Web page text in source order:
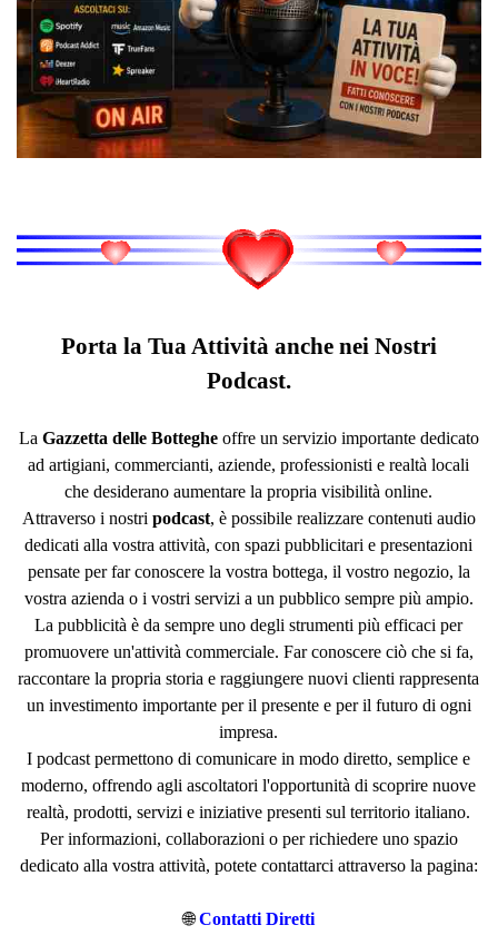
Porta la Tua Attività anche nei Nostri
Podcast.
La Gazzetta delle Bottegheoffre un servizio importante dedicato
ad artigiani, commercianti, aziende, professionisti e realtà locali
che desiderano aumentare la propria visibilità online.
Attraverso i nostri podcast, è possibile realizzare contenuti audio
dedicati alla vostra attività, con spazi pubblicitari e presentazioni
pensate per far conoscere la vostra bottega, il vostro negozio, la
vostra azienda o i vostri servizi a un pubblico sempre più ampio.
La pubblicità è da sempre uno degli strumenti più efficaci per
promuovere un'attività commerciale. Far conoscere ciò che si fa,
raccontare la propria storia e raggiungere nuovi clienti rappresenta
un investimento importante per il presente e per il futuro di ogni
impresa.
I podcast permettono di comunicare in modo diretto, semplice e
moderno, offrendo agli ascoltatori l'opportunità di scoprire nuove
realtà, prodotti, servizi e iniziative presenti sul territorio italiano.
Per informazioni, collaborazioni o per richiedere uno spazio
dedicato alla vostra attività, potete contattarci attraverso la pagina:
🌐Contatti Diretti